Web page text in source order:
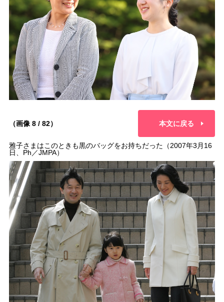
（画像 8 / 82） 本文に戻る
雅子さまはこのときも黒のバッグをお持ちだった（2007年3月16
日、Ph／JMPA）